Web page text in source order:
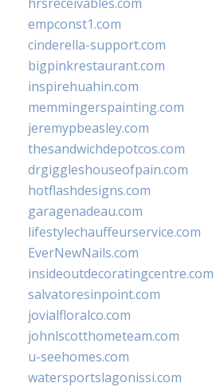
empconst1.com
cinderella-support.com
bigpinkrestaurant.com
inspirehuahin.com
memmingerspainting.com
jeremypbeasley.com
thesandwichdepotcos.com
drgiggleshouseofpain.com
hotflashdesigns.com
garagenadeau.com
lifestylechauffeurservice.com
EverNewNails.com
insideoutdecoratingcentre.com
salvatoresinpoint.com
jovialfloralco.com
johnlscotthometeam.com
u-seehomes.com
watersportslagonissi.com